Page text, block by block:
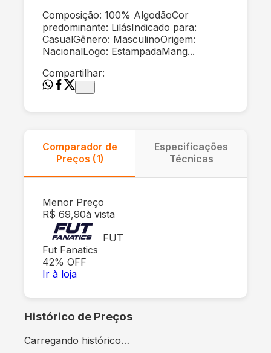
Composição: 100% AlgodãoCor
predominante: LilásIndicado para:
CasualGênero: MasculinoOrigem:
NacionalLogo: EstampadaMang...
Compartilhar:
Comparador de
Preços (1)
Especificações
Técnicas
Menor Preço
R$ 69,90à vista
FUT
Fut Fanatics
42% OFF
Ir à loja
Histórico de Preços
Carregando histórico…